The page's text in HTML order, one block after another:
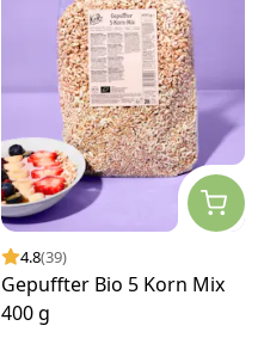
4.8(39)
Gepuffter Bio 5 Korn Mix
400 g